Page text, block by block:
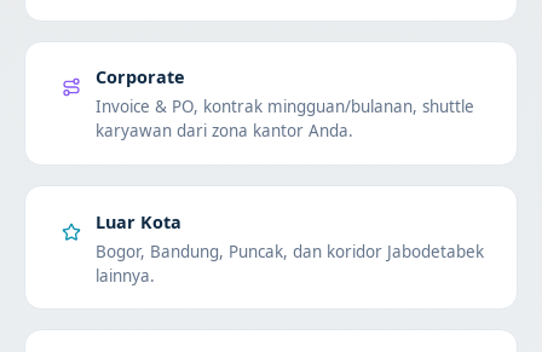
Corporate
Invoice & PO, kontrak mingguan/bulanan, shuttle
karyawan dari zona kantor Anda.
Luar Kota
Bogor, Bandung, Puncak, dan koridor Jabodetabek
lainnya.